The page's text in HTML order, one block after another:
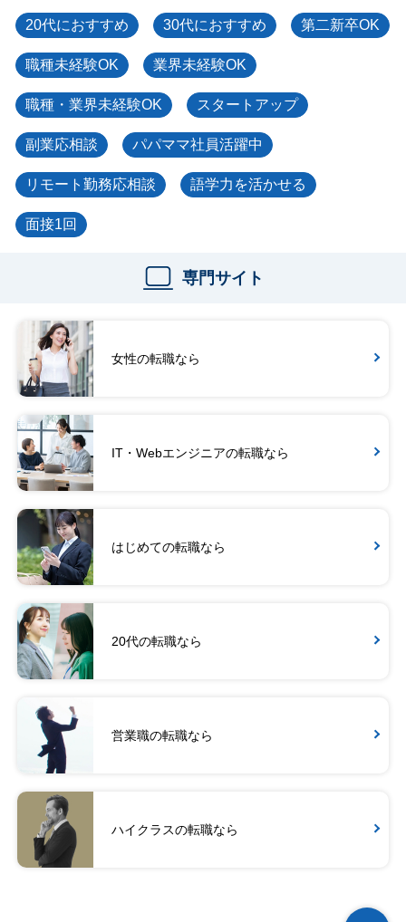
20代におすすめ 30代におすすめ 第二新卒OK
職種未経験OK 業界未経験OK
職種・業界未経験OK スタートアップ
副業応相談 パパママ社員活躍中
リモート勤務応相談 語学力を活かせる
面接1回
専門サイト
女性の転職なら
IT・Webエンジニアの転職なら
はじめての転職なら
20代の転職なら
営業職の転職なら
ハイクラスの転職なら